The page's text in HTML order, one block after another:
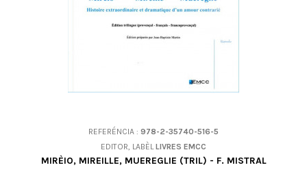
REFERÉNCIA : 978-2-35740-516-5
EDITOR, LABÈLLIVRES EMCC
MIRÈIO, MIREILLE, MUEREGLIE (TRIL) - F. MISTRAL